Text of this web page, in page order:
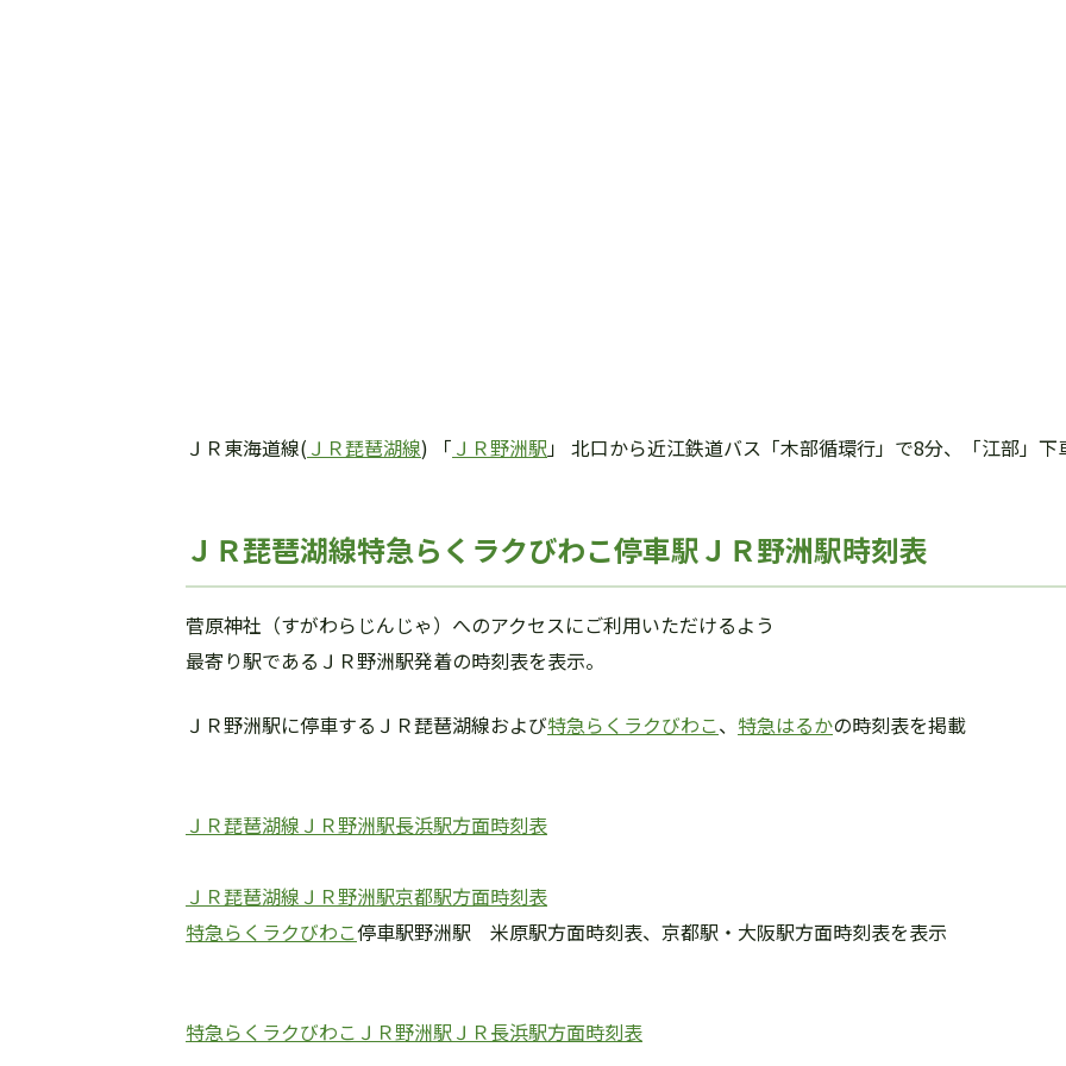
ＪＲ東海道線( ＪＲ琵琶湖線) 「 ＪＲ野洲駅」 北口から近江鉄道バス「木部循環行」で8分、「江部」下
ＪＲ琵琶湖線特急らくラクびわこ停車駅ＪＲ野洲駅時刻表
菅原神社（すがわらじんじゃ）へのアクセスにご利用いただけるよう
最寄り駅であるＪＲ野洲駅発着の時刻表を表示。
ＪＲ野洲駅に停車するＪＲ琵琶湖線および特急らくラクびわこ、 特急はるかの時刻表を掲載
ＪＲ琵琶湖線ＪＲ野洲駅長浜駅方面時刻表
ＪＲ琵琶湖線ＪＲ野洲駅京都駅方面時刻表
特急らくラクびわこ停車駅野洲駅 米原駅方面時刻表、京都駅・大阪駅方面時刻表を表示
特急らくラクびわこＪＲ野洲駅ＪＲ長浜駅方面時刻表